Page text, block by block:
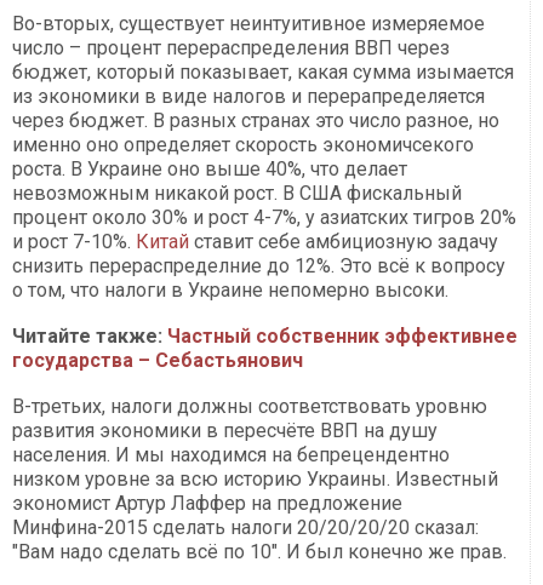
Во-вторых, существует неинтуитивное измеряемое
число – процент перераспределения ВВП через
бюджет, который показывает, какая сумма изымается
из экономики в виде налогов и перерапределяется
через бюджет. В разных странах это число разное, но
именно оно определяет скорость экономичсекого
роста. В Украине оно выше 40%, что делает
невозможным никакой рост. В США фискальный
процент около 30% и рост 4-7%, у азиатских тигров 20%
и рост 7-10%. Китай ставит себе амбициозную задачу
снизить перераспределние до 12%. Это всё к вопросу
о том, что налоги в Украине непомерно высоки.
Читайте также: Частный собственник эффективнее
государства – Себастьянович
В-третьих, налоги должны соответствовать уровню
развития экономики в пересчёте ВВП на душу
населения. И мы находимся на бепрецендентно
низком уровне за всю историю Украины. Известный
экономист Артур Лаффер на предложение
Минфина-2015 сделать налоги 20/20/20/20 сказал:
"Вам надо сделать всё по 10". И был конечно же прав.